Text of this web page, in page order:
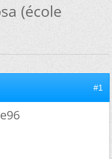
(école
#1